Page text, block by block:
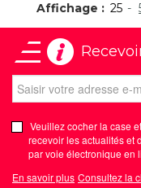
Affichage : 25
Veuillez cocher la case
recevoir les actualités et
par voie électronique en
En savoir plus Consultez la